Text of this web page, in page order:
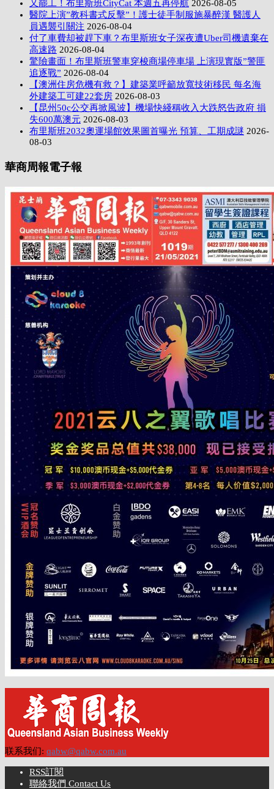
又罷工！布里斯班CityCat 本週五再停航 2026-08-05
醫院上演”教科書式反擊”！護士徒手制服施暴醉漢 醫護人
員遇襲引關注 2026-08-04
付了車費却被趕下車？布里斯班女子深夜遭Uber司機遺棄在
高速路 2026-08-04
驚險畫面！布里斯班警車穿梭商場停車場 上演現實版”警匪
追逐戰” 2026-08-04
【澳洲住房危機有救？】建築業呼籲放寬技術移民 每名海
外建築工可建22套房 2026-08-03
【昆州50c公交再掀風波】機場快綫稱收入大跌怒告政府 損
失600萬澳元 2026-08-03
布里斯班2032奧運場館效果圖首曝光 預算、工期成謎 2026-
08-03
華商周報電子報
联系我们: qabw@qabw.com.au
RSS訂閱
聯絡我們 Contact Us